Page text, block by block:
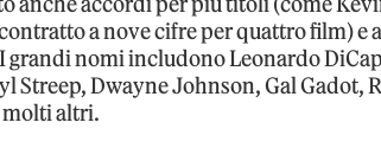
a nove cifre per quattro film) e
grandi nomi includono Leonardo
Streep, Dwayne Johnson, Gal Gadot,
molti altri.